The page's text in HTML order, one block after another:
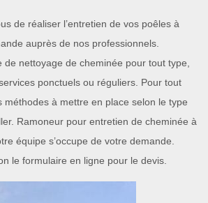
de réaliser l’entretien de vos poêles à
auprès de nos professionnels.
de nettoyage de cheminée pour tout type,
ponctuels ou réguliers. Pour tout
méthodes à mettre en place selon le type
Ramoneur pour entretien de cheminée à
équipe s’occupe de votre demande.
le formulaire en ligne pour le devis.